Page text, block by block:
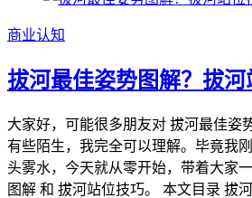
商业认知
拔河最佳姿势图解？拔河
大家好，可能很多朋友对 拔河最佳姿
有些陌生，我完全可以理解。毕竟我
头雾水，今天就从零开始，带着大家
图解 和 拔河站位技巧。 本文目录 拔